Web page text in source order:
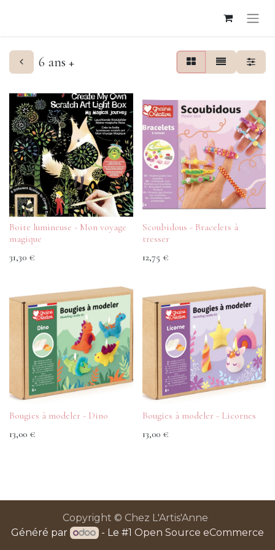
6 ans +
Boite lumineuse - Mon voyage
magique
31,30 €
Scoubidous - Bracelets à
tresser
12,75 €
Bougies à modeler - Dino
13,00 €
Bougies à modeler - Licornes
13,00€
Copyright © Chez L'Artis'Anne
Généré par
- Le #1 Open Source eCommerce